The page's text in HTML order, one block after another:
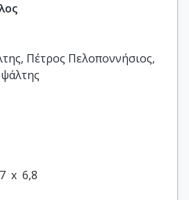
Πέτρος Πελοποννήσιος,
x  6,8